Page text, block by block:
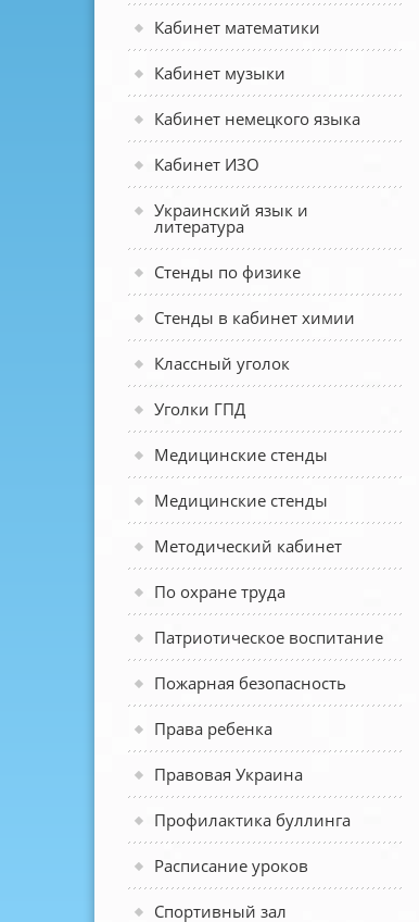
Кабинет математики
Кабинет музыки
Кабинет немецкого языка
Кабинет ИЗО
Украинский язык и
литература
Стенды по физике
Стенды в кабинет химии
Классный уголок
Уголки ГПД
Медицинские стенды
Медицинские стенды
Методический кабинет
По охране труда
Патриотическое воспитание
Пожарная безопасность
Права ребенка
Правовая Украина
Профилактика буллинга
Расписание уроков
Спортивный зал